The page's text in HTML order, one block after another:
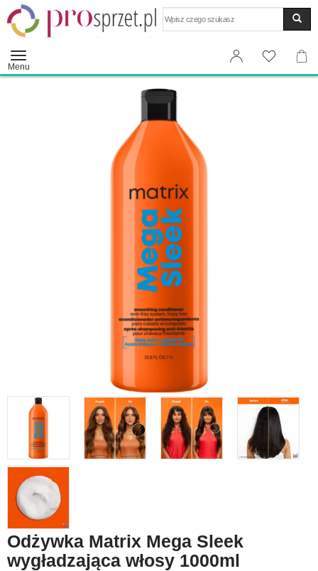
Menu
Odżywka Matrix Mega Sleek
wygładzająca włosy 1000ml